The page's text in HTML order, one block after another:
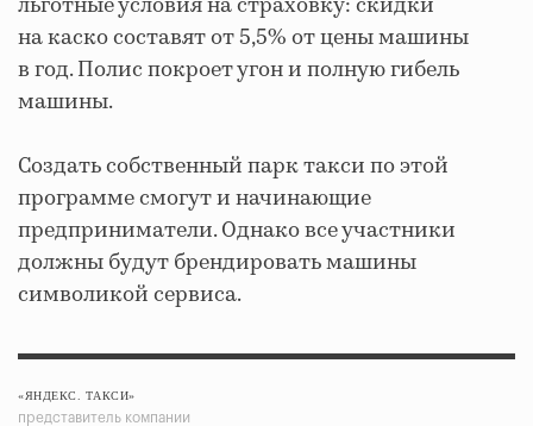
льготные условия на страховку: скидки
на каско составят от 5,5% от цены машины
в год. Полис покроет угон и полную гибель
машины.
Создать собственный парк такси по этой
программе смогут и начинающие
предприниматели. Однако все участники
должны будут брендировать машины
символикой сервиса.
«ЯНДЕКС. ТАКСИ»
представитель компании